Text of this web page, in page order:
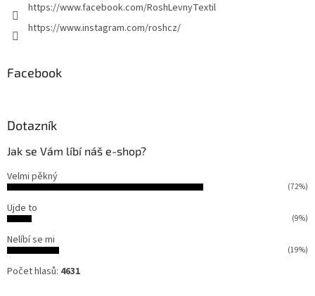
https://www.facebook.com/RoshLevnyTextil
https://www.instagram.com/roshcz/
Facebook
Dotazník
Jak se Vám líbí náš e-shop?
Velmi pěkný
(72%)
Ujde to
(9%)
Nelíbí se mi
(19%)
Počet hlasů: 4631